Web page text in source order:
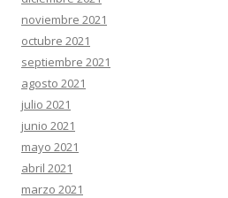
noviembre 2021
octubre 2021
septiembre 2021
agosto 2021
julio 2021
junio 2021
mayo 2021
abril 2021
marzo 2021